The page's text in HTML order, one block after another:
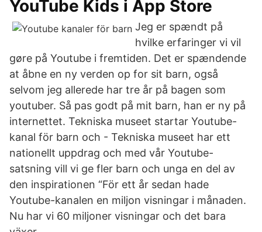
‎YouTube Kids i App Store
Jeg er spændt på
hvilke erfaringer vi vil
gøre på Youtube i fremtiden. Det er spændende
at åbne en ny verden op for sit barn, også
selvom jeg allerede har tre år på bagen som
youtuber. Så pas godt på mit barn, han er ny på
internettet. Tekniska museet startar Youtube-
kanal för barn och - Tekniska museet har ett
nationellt uppdrag och med vår Youtube-
satsning vill vi ge fler barn och unga en del av
den inspirationen “För ett år sedan hade
Youtube-kanalen en miljon visningar i månaden.
Nu har vi 60 miljoner visningar och det bara